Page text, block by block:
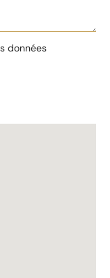
données